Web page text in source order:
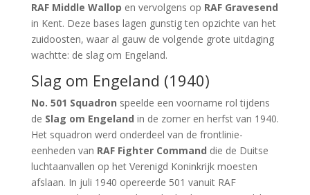
RAF Middle Wallop en vervolgens op RAF Gravesend
in Kent. Deze bases lagen gunstig ten opzichte van het
zuidoosten, waar al gauw de volgende grote uitdaging
wachtte: de slag om Engeland.
Slag om Engeland (1940)
No. 501 Squadron speelde een voorname rol tijdens
de Slag om Engeland in de zomer en herfst van 1940.
Het squadron werd onderdeel van de frontlinie-
eenheden van RAF Fighter Command die de Duitse
luchtaanvallen op het Verenigd Koninkrijk moesten
afslaan. In juli 1940 opereerde 501 vanuit RAF